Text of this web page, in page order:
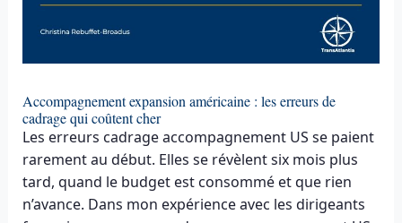
Accompagnement expansion américaine : les erreurs de
cadrage qui coûtent cher
Les erreurs cadrage accompagnement US se paient
rarement au début. Elles se révèlent six mois plus
tard, quand le budget est consommé et que rien
n’avance. Dans mon expérience avec les dirigeants